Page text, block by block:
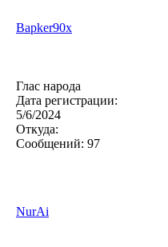
Bapker90x
Глас народа
Дата регистрации:
5/6/2024
Откуда:
Сообщений: 97
NurAi